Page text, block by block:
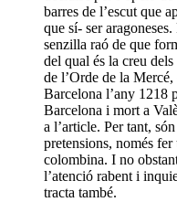
barres de l’escut que
que sí- ser
senzilla raó de que
del qual és la creu dels
de l’Orde de la
Barcelona l’any 1218
Barcelona i mort a
a l’article. Per tant,
pretensions, només
colombina. I no
l’atenció rabent i
tracta també.